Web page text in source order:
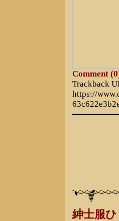
Comment
Trackback
https://
紳士服